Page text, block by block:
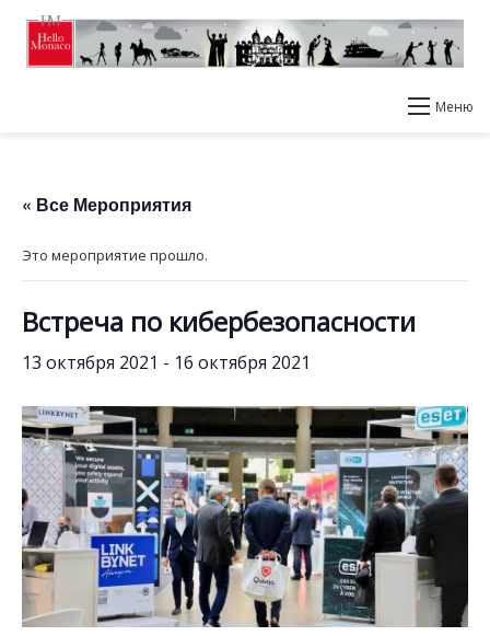
Меню
« Все Мероприятия
Это мероприятие прошло.
Встреча по кибербезопасности
13 октября 2021 - 16 октября 2021